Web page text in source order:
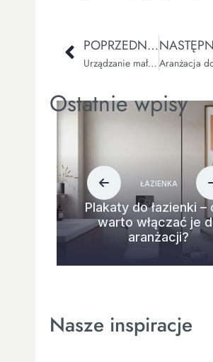
POPRZEDNI WPIS
Urządzanie małego salonu – inspiracje i porady
Ostatnie wpisy
ŁAZIENKA
Plakaty do łazienki –
warto włączać je
aranżacji?
Nasze inspiracje